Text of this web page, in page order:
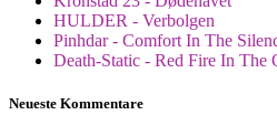
HULDER - Verbolgen
Pinhdar - Comfort In The
Death-Static - Red Fire In The
Neueste Kommentare